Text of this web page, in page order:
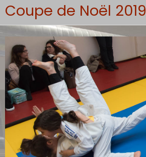
Coupe de Noël 2019